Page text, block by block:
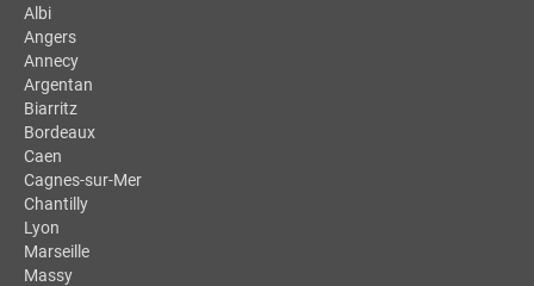
Albi
Angers
Annecy
Argentan
Biarritz
Bordeaux
Caen
Cagnes-sur-Mer
Chantilly
Lyon
Marseille
Massy